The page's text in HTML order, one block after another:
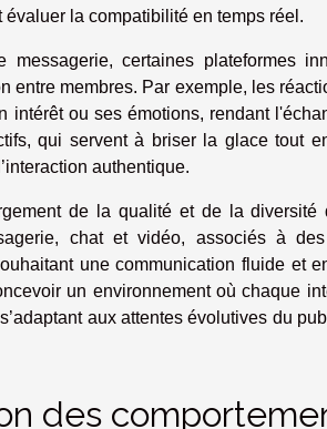
la compatibilité en temps réel.
messagerie, certaines plateformes
entre membres. Par exemple, les
intérêt ou ses émotions, rendant
qui servent à briser la glace tout
authentique.
de la qualité et de la diversité
chat et vidéo, associés à
une communication fluide et
un environnement où chaque
aux attentes évolutives du
des